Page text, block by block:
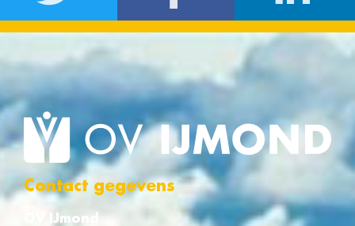
Contact gegevens
OV IJmond